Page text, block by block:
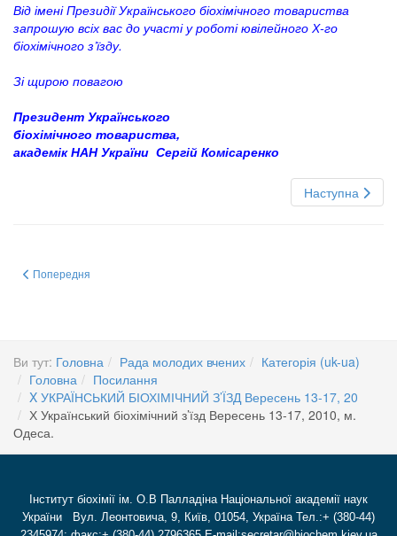
Від імені Президії Українського біохімічного товариства
запрошую всіх вас до участі у роботі ювілейного Х-го
біохімічного з’їзду.
Зі щирою повагою
Президент Українського
біохімічного товариства,
академік НАН України Сергій Комісаренко
Наступна
Попередня стаття: Х Український біохімічний з’їзд Вересень 13-17,
Попередня
Ви тут: Головна Рада молодих вчених
Категорія (uk-ua)
Головна
Посилання
X УКРАЇНСЬКИЙ БІОХІМІЧНИЙ З’ЇЗД Вересень 13-17, 20
Х Український біохімічний з’їзд Вересень 13-17, 2010, м.
Одеса.
Інститут біохімії ім. О.В Палладіна Національної академії наук
України Вул. Леонтовича, 9, Київ, 01054, Україна Тел.:+ (380-44)